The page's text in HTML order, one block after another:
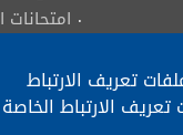
امتحانات
تعريف الارتباط
الارتباط الخاصة